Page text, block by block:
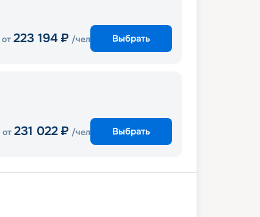
от 223 194 ₽ /чел Выбрать
от 231 022 ₽ /чел Выбрать